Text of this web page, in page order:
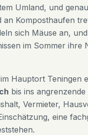
Umland, und
Komposthaufen
sich Mäuse an,
im Sommer ihre
Hauptort Teningen
bis ins
Vermieter,
eine